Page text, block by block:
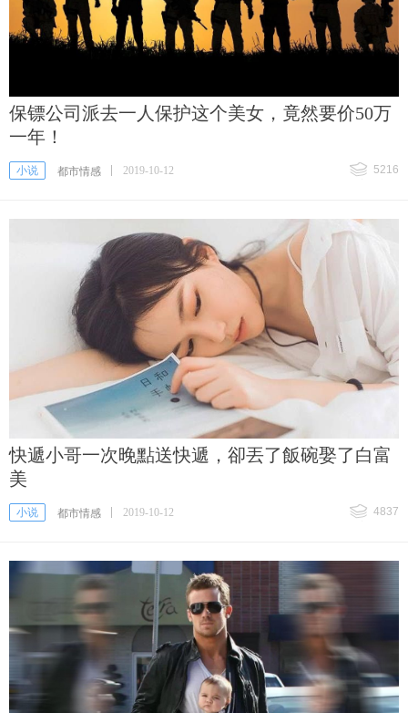
保镖公司派去一人保护这个美女，竟然要价50万
一年！
小说 都市情感 2019-10-12 5216
快遞小哥一次晚點送快遞，卻丟了飯碗娶了白富
美
小说 都市情感 2019-10-12 4837